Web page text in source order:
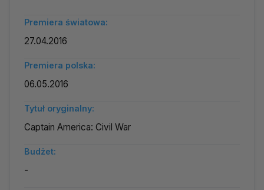
Premiera światowa:
27.04.2016
Premiera polska:
06.05.2016
Tytuł oryginalny:
Captain America: Civil War
Budżet:
-